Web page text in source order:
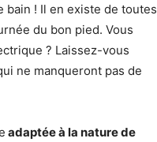
bain ! Il en existe de toutes
du bon pied. Vous
? Laissez-vous
ne manqueront pas de
adaptée à la nature de